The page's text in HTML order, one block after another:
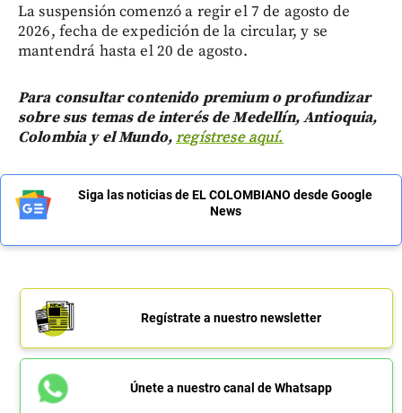
La suspensión comenzó a regir el 7 de agosto de
2026, fecha de expedición de la circular, y se
mantendrá hasta el 20 de agosto.
Para consultar contenido premium o profundizar
sobre sus temas de interés de Medellín, Antioquia,
Colombia y el Mundo,regístrese aquí.
Siga las noticias de EL COLOMBIANO desde Google
News
Regístrate a nuestro newsletter
Únete a nuestro canal de Whatsapp